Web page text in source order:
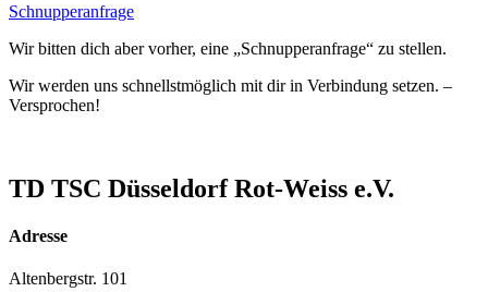
Schnupperanfrage
Wir bitten dich aber vorher, eine „Schnupperanfrage“ zu stellen.
Wir werden uns schnellstmöglich mit dir in Verbindung setzen. –
Versprochen!
TD TSC Düsseldorf Rot-Weiss e.V.
Adresse
Altenbergstr. 101